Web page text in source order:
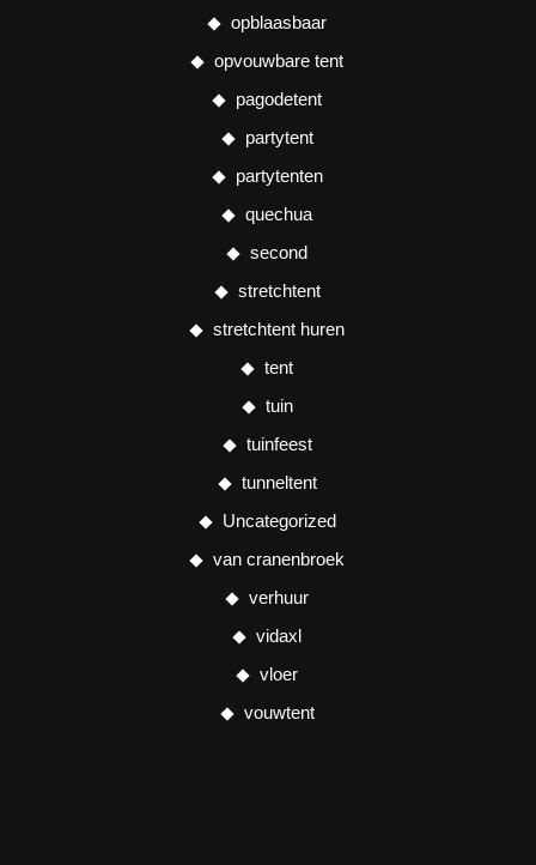
opblaasbaar
opvouwbare tent
pagodetent
partytent
partytenten
quechua
second
stretchtent
stretchtent huren
tent
tuin
tuinfeest
tunneltent
Uncategorized
van cranenbroek
verhuur
vidaxl
vloer
vouwtent